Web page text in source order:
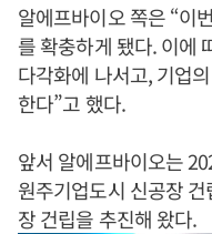
알에프바이오 쪽은 “이
를 확충하게 됐다. 이에
다각화에 나서고, 기업
한다”고 했다.
앞서 알에프바이오는
원주기업도시 신공장
장 건립을 추진해 왔다.